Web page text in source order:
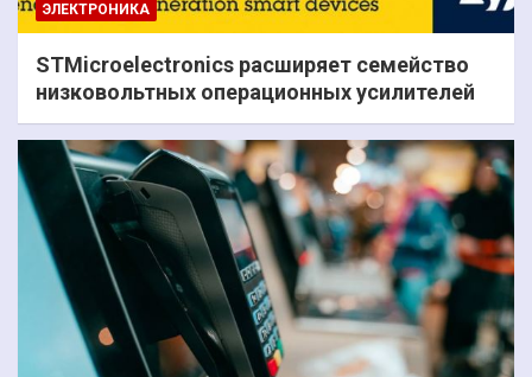
ЭЛЕКТРОНИКА
STMicroelectronics расширяет семейство
низковольтных операционных усилителей